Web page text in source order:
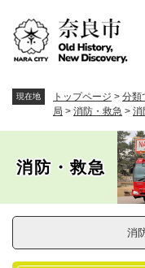
現在地 トップページ > 分類
局 > 消防・救急 > 消
消防・救急
消